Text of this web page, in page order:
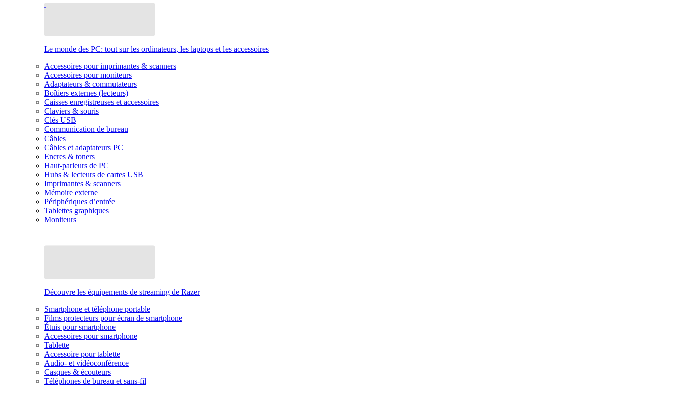
Le monde des PC: tout sur les ordinateurs, les laptops et les accessoires
Accessoires pour imprimantes & scanners
Accessoires pour moniteurs
Adaptateurs & commutateurs
Boîtiers externes (lecteurs)
Caisses enregistreuses et accessoires
Claviers & souris
Clés USB
Communication de bureau
Câbles
Câbles et adaptateurs PC
Encres & toners
Haut-parleurs de PC
Hubs & lecteurs de cartes USB
Imprimantes & scanners
Mémoire externe
Périphériques d’entrée
Tablettes graphiques
Moniteurs
Découvre les équipements de streaming de Razer
Smartphone et téléphone portable
Films protecteurs pour écran de smartphone
Étuis pour smartphone
Accessoires pour smartphone
Tablette
Accessoire pour tablette
Audio- et vidéoconférence
Casques & écouteurs
Téléphones de bureau et sans-fil